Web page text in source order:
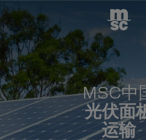
MSC中
光伏面
运输